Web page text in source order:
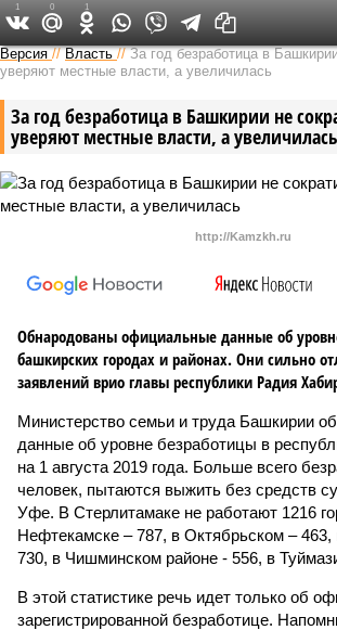
Версия в Башкирии
Версия //Власть //За год безработица в
уверяют местные власти, а увеличилась
За год безработица в Башкирии не
уверяют местные власти, а увеличилась
http://Kamzkh.ru
Обнародованы официальные данные об
башкирских городах и районах. Они сильно
заявлений врио главы республики Радия
Министерство семьи и труда Башкирии
данные об уровне безработицы в
на 1 августа 2019 года. Больше всего
человек, пытаются выжить без средств
Уфе. В Стерлитамаке не работают 1216
Нефтекамске – 787, в Октябрьском – 463,
730, в Чишминском районе - 556, в
В этой статистике речь идет только об
зарегистрированной безработице.
1 0 1